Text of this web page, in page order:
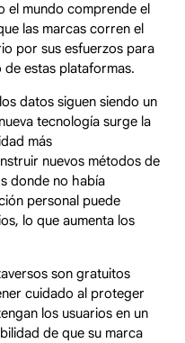
el mundo comprende el
las marcas corren el
por sus esfuerzos para
estas plataformas.
datos siguen siendo un
tecnología surge la
más
nuevos métodos de
donde no había
personal puede
lo que aumenta los
son gratuitos
cuidado al proteger
los usuarios en un
de que su marca